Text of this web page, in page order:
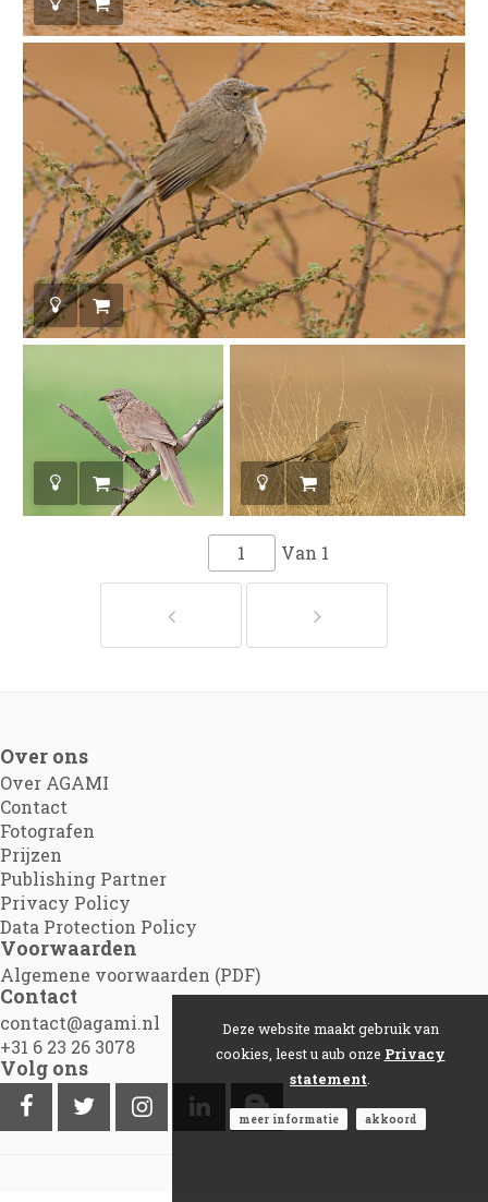
Van 1
Over ons
Over AGAMI
Contact
Fotografen
Prijzen
Publishing Partner
Privacy Policy
Data Protection Policy
Voorwaarden
Algemene voorwaarden (PDF)
Contact
contact@agami.nl
+31 6 23 26 3078
Volg ons
Deze website maakt gebruik van
cookies, leest u aub onze Privacy
statement
meer informatie akkoord